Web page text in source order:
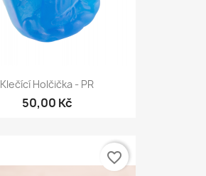
Klečící Holčička - PR
50,00 Kč
favorite_border